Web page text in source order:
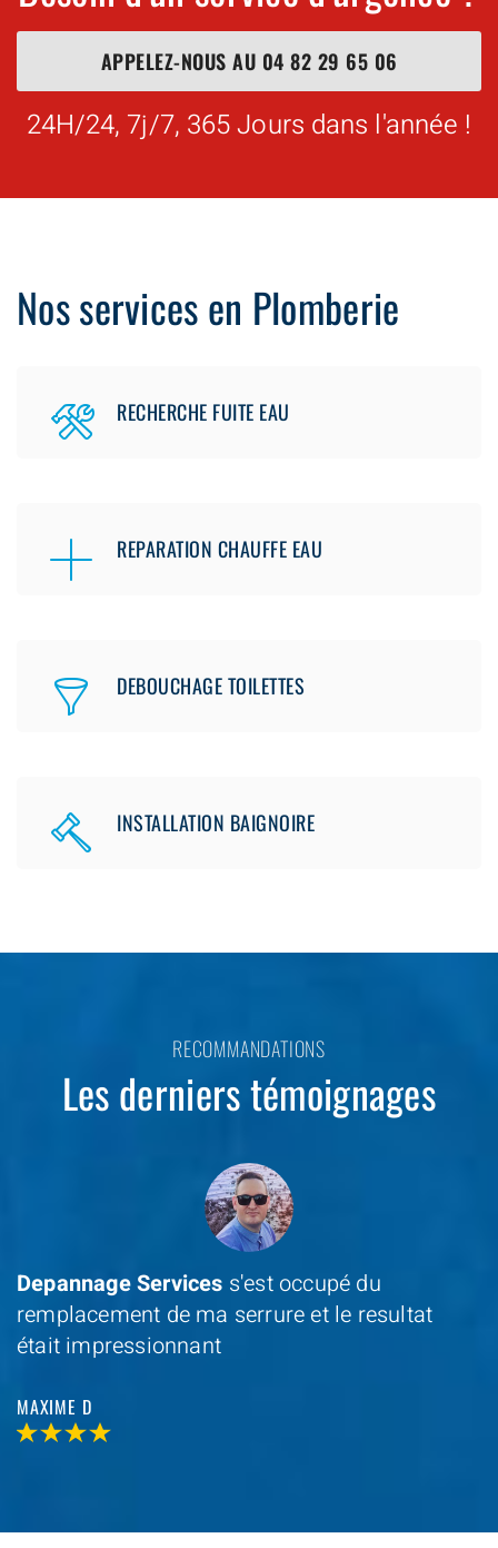
APPELEZ-NOUS AU 04 82 29 65 06
24H/24, 7j/7, 365 Jours dans l'année !
Nos services en Plomberie
RECHERCHE FUITE EAU
REPARATION CHAUFFE EAU
DEBOUCHAGE TOILETTES
INSTALLATION BAIGNOIRE
RECOMMANDATIONS
Les derniers témoignages
Depannage Services s'est occupé du
remplacement de ma serrure et le resultat
était impressionnant
MAXIME D